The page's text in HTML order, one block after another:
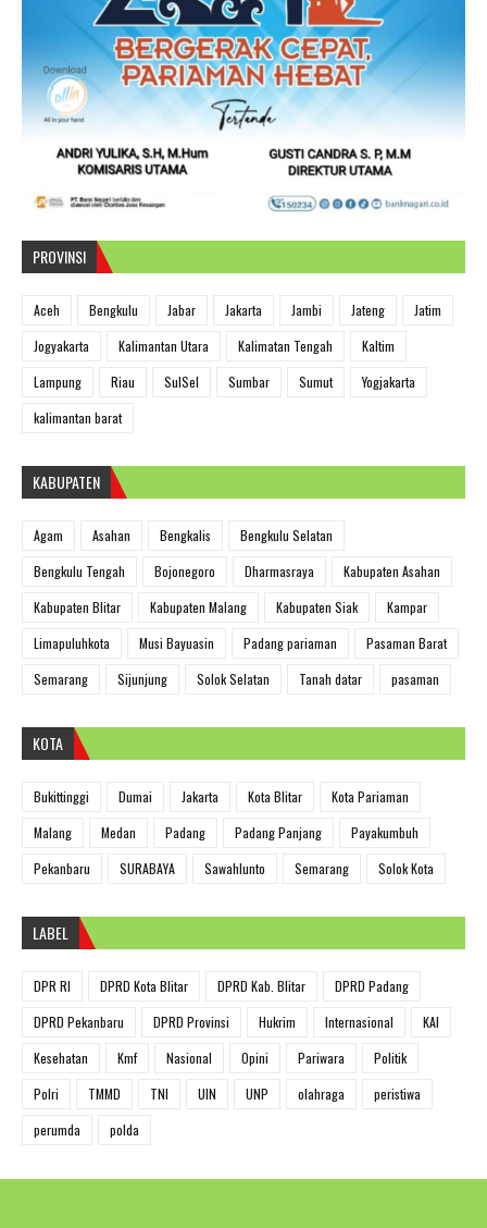
PROVINSI
Aceh Bengkulu Jabar Jakarta Jambi Jateng
Jatim
Jogyakarta
Kalimantan Utara Kalimatan Tengah
Kaltim
Lampung
Riau SulSel Sumbar Sumut
Yogjakarta
kalimantan barat
KABUPATEN
Agam Asahan Bengkalis
Bengkulu Selatan
Bengkulu Tengah
Bojonegoro Dharmasraya
Kabupaten Asahan
Kabupaten Blitar
Kabupaten Malang Kabupaten Siak
Kampar
Limapuluhkota
Musi Bayuasin Padang pariaman
Pasaman Barat
Semarang
Sijunjung Solok Selatan Tanah datar pasaman
KOTA
Bukittinggi Dumai Jakarta Kota Blitar
Kota Pariaman
Malang
Medan Padang Padang Panjang
Payakumbuh
Pekanbaru
SURABAYA Sawahlunto Semarang Solok Kota
LABEL
DPR RI DPRD Kota Blitar DPRD Kab. Blitar
DPRD Padang
DPRD Pekanbaru
DPRD Provinsi Hukrim Internasional
KAI
Kesehatan
Kmf Nasional Opini Pariwara
Politik
Polri
TMMD TNI UIN UNP olahraga
peristiwa
perumda
polda